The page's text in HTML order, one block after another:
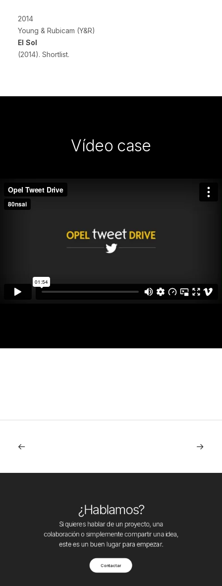
2014
Young & Rubicam (Y&R)
El Sol
(2014). Shortlist.
Vídeo case
¿Hablamos?
Si quieres hablar de un proyecto, una
colaboración o simplemente compartir una idea,
este es un buen lugar para empezar.
Contactar